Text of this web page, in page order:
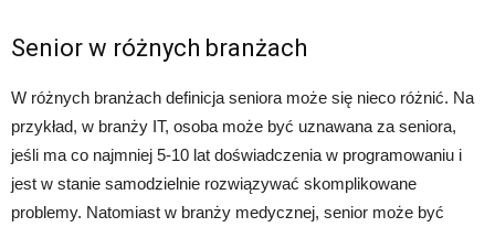
Senior w różnych branżach
W różnych branżach definicja seniora może się nieco różnić. Na
przykład, w branży IT, osoba może być uznawana za seniora,
jeśli ma co najmniej 5-10 lat doświadczenia w programowaniu i
jest w stanie samodzielnie rozwiązywać skomplikowane
problemy. Natomiast w branży medycznej, senior może być